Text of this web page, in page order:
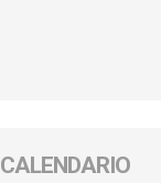
CALENDARIO